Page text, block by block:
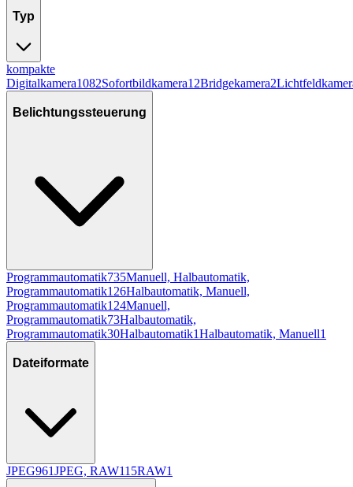
Typ
kompakte
Digitalkamera1082Sofortbildkamera12Bridgekamera2
Belichtungssteuerung
Programmautomatik735Manuell, Halbautomatik,
Programmautomatik126Halbautomatik, Manuell,
Programmautomatik124Manuell,
Programmautomatik73Halbautomatik,
Programmautomatik30Halbautomatik1Halbautomatik, Manuell1
Dateiformate
JPEG961JPEG, RAW115RAW1